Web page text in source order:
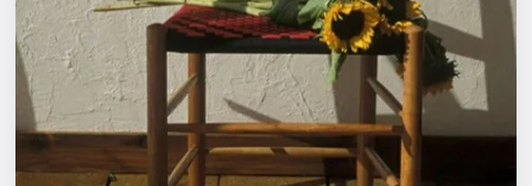
Площадки
Артисты
Рейтинги